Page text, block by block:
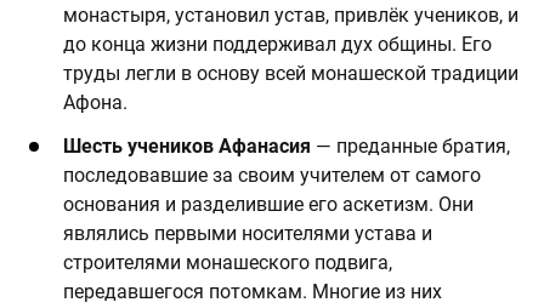
монастыря, установил устав, привлёк учеников, и
до конца жизни поддерживал дух общины. Его
труды легли в основу всей монашеской традиции
Афона.
Шесть учеников Афанасия — преданные братия,
последовавшие за своим учителем от самого
основания и разделившие его аскетизм. Они
являлись первыми носителями устава и
строителями монашеского подвига,
передавшегося потомкам. Многие из них